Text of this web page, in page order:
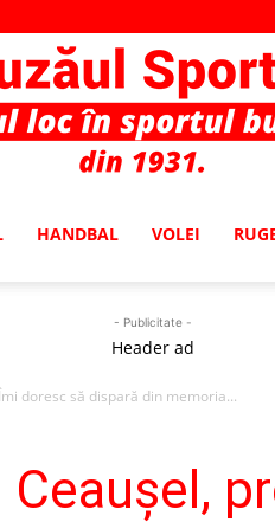
HANDBAL VOLEI
- Publicitate -
Header ad
doresc să dispară din memoria...
Ceaușel,